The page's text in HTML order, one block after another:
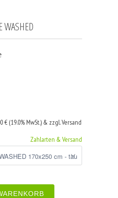
WASHED
€ (19.0% MwSt.) & zzgl. Versand
Zahlarten & Versand